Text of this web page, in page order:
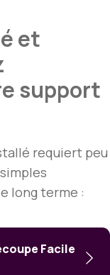
et
support
requiert peu
long terme :
Facile